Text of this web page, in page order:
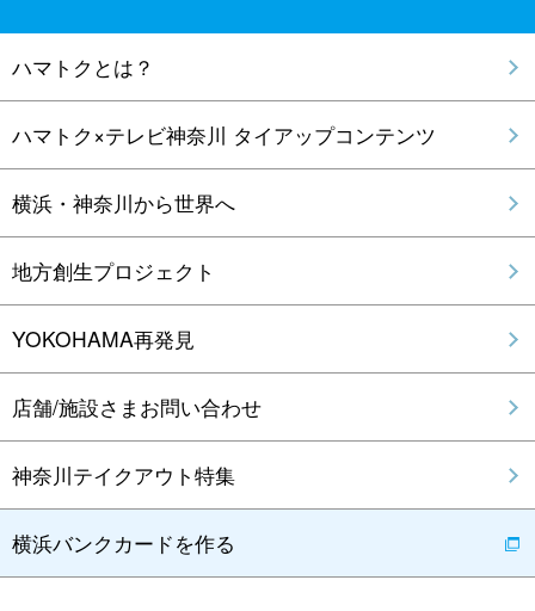
ハマトクとは？
ハマトク×テレビ神奈川 タイアップコンテンツ
横浜・神奈川から世界へ
地方創生プロジェクト
YOKOHAMA再発見
店舗/施設さまお問い合わせ
神奈川テイクアウト特集
横浜バンクカードを作る